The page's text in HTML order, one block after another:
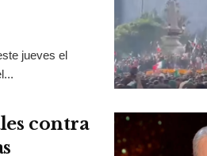
jueves el
contra